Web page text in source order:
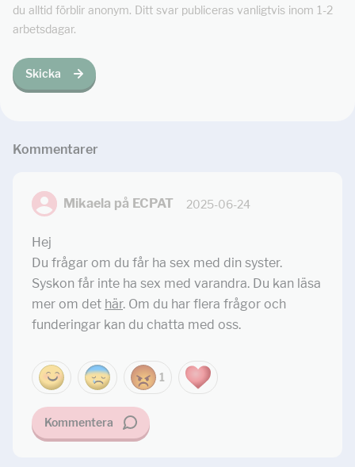
du alltid förblir anonym. Ditt svar publiceras vanligtvis inom 1-2
arbetsdagar.
Skicka
Kommentarer
Mikaela på ECPAT 2025-06-24
Hej
Du frågar om du får ha sex med din syster.
Syskon får inte ha sex med varandra. Du kan läsa
mer om det här. Om du har flera frågor och
funderingar kan du chatta med oss.
1
Kommentera